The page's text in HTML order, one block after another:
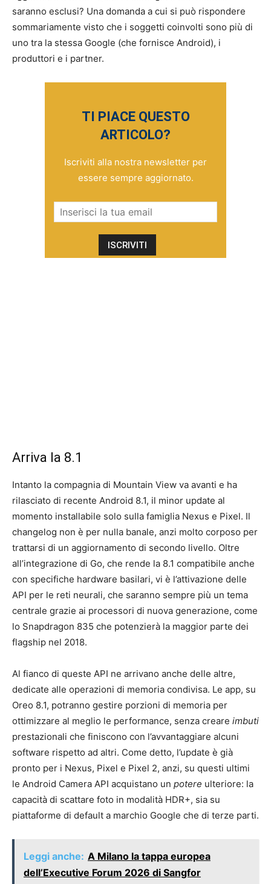
saranno esclusi? Una domanda a cui si può rispondere
sommariamente visto che i soggetti coinvolti sono più di
uno tra la stessa Google (che fornisce Android), i
produttori e i partner.
TI PIACE QUESTO
ARTICOLO?
Iscriviti alla nostra newsletter per
essere sempre aggiornato.
Arriva la 8.1
Intanto la compagnia di Mountain View va avanti e ha
rilasciato di recente Android 8.1, il minor update al
momento installabile solo sulla famiglia Nexus e Pixel. Il
changelog non è per nulla banale, anzi molto corposo per
trattarsi di un aggiornamento di secondo livello. Oltre
all’integrazione di Go, che rende la 8.1 compatibile anche
con specifiche hardware basilari, vi è l’attivazione delle
API per le reti neurali, che saranno sempre più un tema
centrale grazie ai processori di nuova generazione, come
lo Snapdragon 835 che potenzierà la maggior parte dei
flagship nel 2018.
Al fianco di queste API ne arrivano anche delle altre,
dedicate alle operazioni di memoria condivisa. Le app, su
Oreo 8.1, potranno gestire porzioni di memoria per
ottimizzare al meglio le performance, senza creare imbuti
prestazionali che finiscono con l’avvantaggiare alcuni
software rispetto ad altri. Come detto, l’update è già
pronto per i Nexus, Pixel e Pixel 2, anzi, su questi ultimi
le Android Camera API acquistano un potere ulteriore: la
capacità di scattare foto in modalità HDR+, sia su
piattaforme di default a marchio Google che di terze parti.
Leggi anche: A Milano la tappa europea
dell’Executive Forum 2026 di Sangfor